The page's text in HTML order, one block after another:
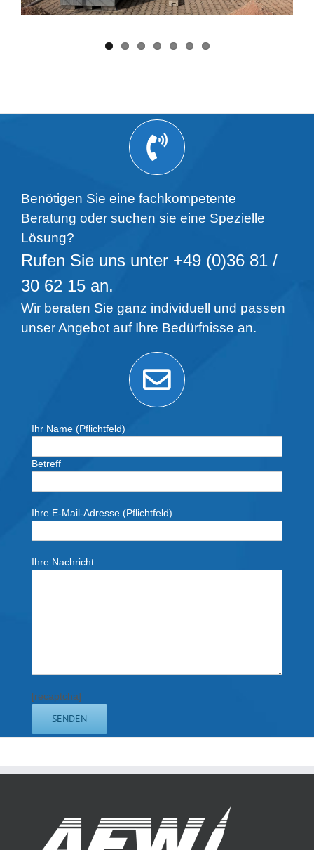
Benötigen Sie eine fachkompetente
Beratung oder suchen sie eine Spezielle
Lösung?
Rufen Sie uns unter +49 (0)36 81 /
30 62 15 an.
Wir beraten Sie ganz individuell und passen
unser Angebot auf Ihre Bedürfnisse an.
Ihr Name (Pflichtfeld)
Betreff
Ihre E-Mail-Adresse (Pflichtfeld)
Ihre Nachricht
[recaptcha]